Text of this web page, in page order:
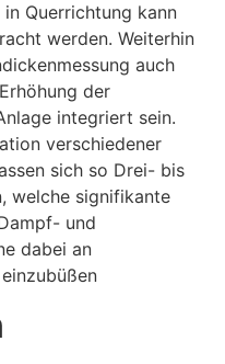
Querrichtung kann
werden. Weiterhin
auch
der
integriert sein.
verschiedener
sich so Drei- bis
welche signifikante
und
dabei an